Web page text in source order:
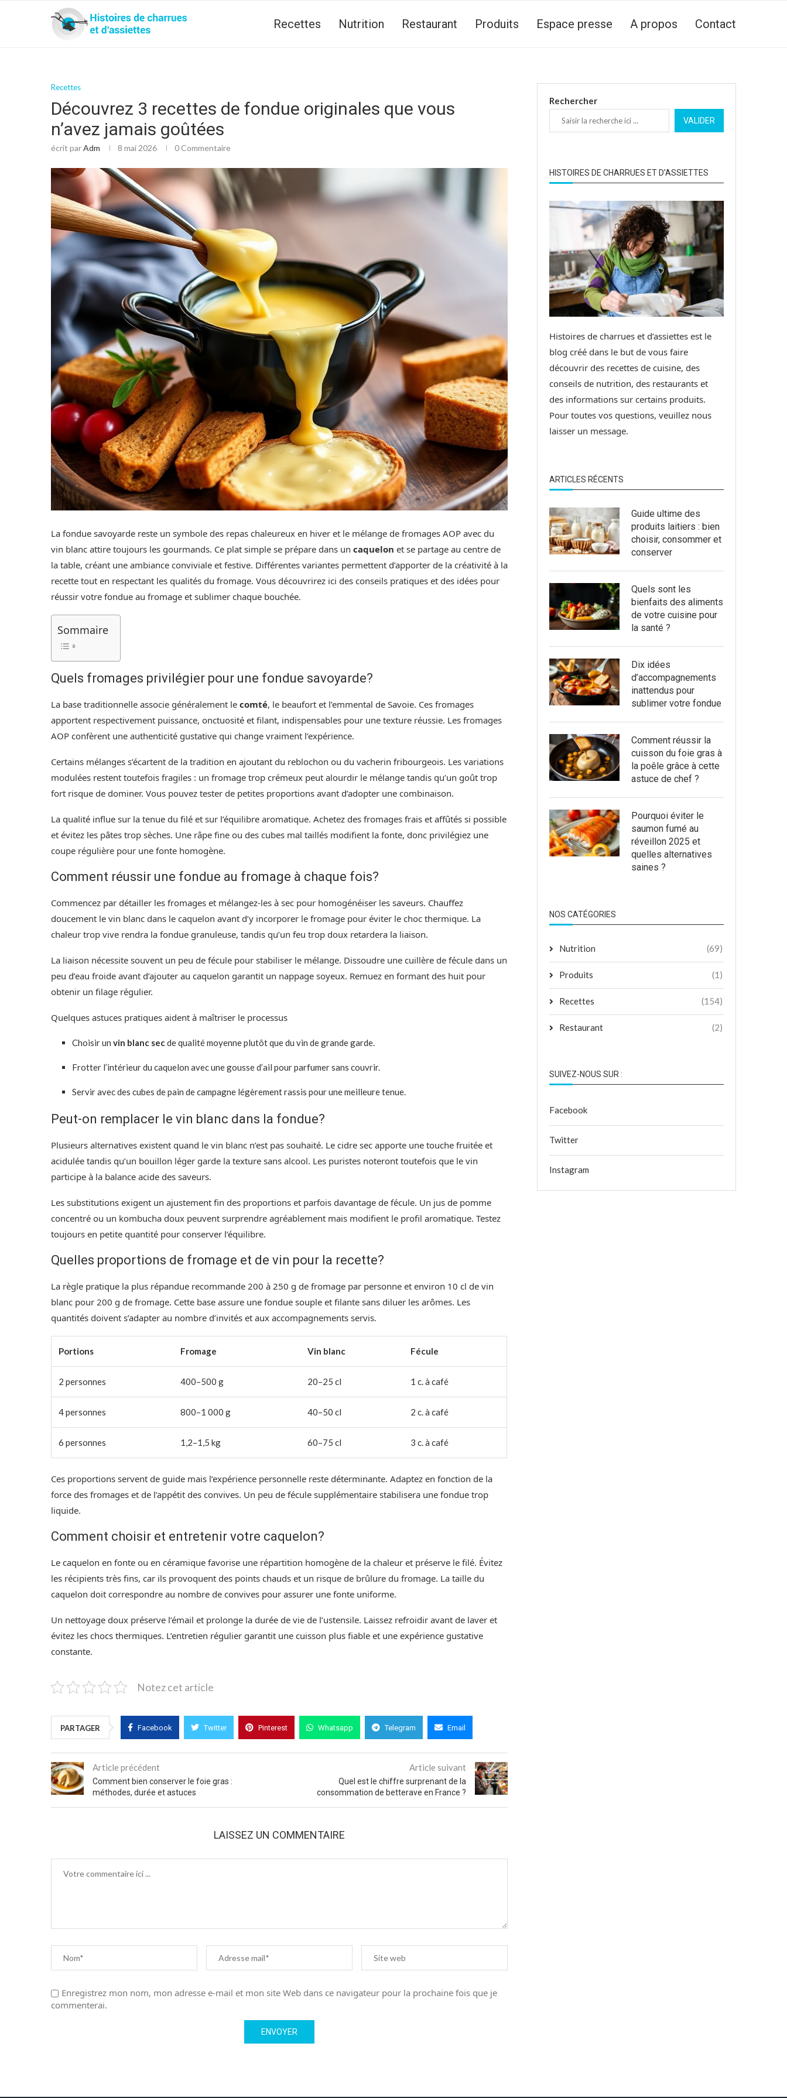
Recettes Nutrition Restaurant Produits Espace presse A propos Contact
Recettes
Découvrez 3 recettes de fondue originales que vous
n’avez jamais goûtées
écrit parAdm 8 mai 2026 0 Commentaire
La fondue savoyarde reste un symbole des repas chaleureux en hiver et le mélange de fromages AOP avec du
vin blanc attire toujours les gourmands. Ce plat simple se prépare dans un caquelon et se partage au centre de
la table, créant une ambiance conviviale et festive. Différentes variantes permettent d’apporter de la créativité à la
recette tout en respectant les qualités du fromage. Vous découvrirez ici des conseils pratiques et des idées pour
réussir votre fondue au fromage et sublimer chaque bouchée.
Sommaire
Quels fromages privilégier pour une fondue savoyarde?
La base traditionnelle associe généralement le comté, le beaufort et l’emmental de Savoie. Ces fromages
apportent respectivement puissance, onctuosité et filant, indispensables pour une texture réussie. Les fromages
AOP confèrent une authenticité gustative qui change vraiment l’expérience.
Certains mélanges s’écartent de la tradition en ajoutant du reblochon ou du vacherin fribourgeois. Les variations
modulées restent toutefois fragiles : un fromage trop crémeux peut alourdir le mélange tandis qu’un goût trop
fort risque de dominer. Vous pouvez tester de petites proportions avant d’adopter une combinaison.
La qualité influe sur la tenue du filé et sur l’équilibre aromatique. Achetez des fromages frais et affûtés si possible
et évitez les pâtes trop sèches. Une râpe fine ou des cubes mal taillés modifient la fonte, donc privilégiez une
coupe régulière pour une fonte homogène.
Comment réussir une fondue au fromage à chaque fois?
Commencez par détailler les fromages et mélangez-les à sec pour homogénéiser les saveurs. Chauffez
doucement le vin blanc dans le caquelon avant d’y incorporer le fromage pour éviter le choc thermique. La
chaleur trop vive rendra la fondue granuleuse, tandis qu’un feu trop doux retardera la liaison.
La liaison nécessite souvent un peu de fécule pour stabiliser le mélange. Dissoudre une cuillère de fécule dans un
peu d’eau froide avant d’ajouter au caquelon garantit un nappage soyeux. Remuez en formant des huit pour
obtenir un filage régulier.
Quelques astuces pratiques aident à maîtriser le processus
Choisir un vin blanc secde qualité moyenne plutôt que du vin de grande garde.
Frotter l’intérieur du caquelon avec une gousse d’ail pour parfumer sans couvrir.
Servir avec des cubes de pain de campagne légèrement rassis pour une meilleure tenue.
Peut-on remplacer le vin blanc dans la fondue?
Plusieurs alternatives existent quand le vin blanc n’est pas souhaité. Le cidre sec apporte une touche fruitée et
acidulée tandis qu’un bouillon léger garde la texture sans alcool. Les puristes noteront toutefois que le vin
participe à la balance acide des saveurs.
Les substitutions exigent un ajustement fin des proportions et parfois davantage de fécule. Un jus de pomme
concentré ou un kombucha doux peuvent surprendre agréablement mais modifient le profil aromatique. Testez
toujours en petite quantité pour conserver l’équilibre.
Quelles proportions de fromage et de vin pour la recette?
La règle pratique la plus répandue recommande 200 à 250 g de fromage par personne et environ 10 cl de vin
blanc pour 200 g de fromage. Cette base assure une fondue souple et filante sans diluer les arômes. Les
quantités doivent s’adapter au nombre d’invités et aux accompagnements servis.
Portions Fromage Vin blanc Fécule
2 personnes 400–500 g 20–25 cl 1 c. à café
4 personnes 800–1 000 g 40–50 cl 2 c. à café
6 personnes 1,2–1,5 kg 60–75 cl 3 c. à café
Ces proportions servent de guide mais l’expérience personnelle reste déterminante. Adaptez en fonction de la
force des fromages et de l’appétit des convives. Un peu de fécule supplémentaire stabilisera une fondue trop
liquide.
Comment choisir et entretenir votre caquelon?
Le caquelon en fonte ou en céramique favorise une répartition homogène de la chaleur et préserve le filé. Évitez
les récipients très fins, car ils provoquent des points chauds et un risque de brûlure du fromage. La taille du
caquelon doit correspondre au nombre de convives pour assurer une fonte uniforme.
Un nettoyage doux préserve l’émail et prolonge la durée de vie de l’ustensile. Laissez refroidir avant de laver et
évitez les chocs thermiques. L’entretien régulier garantit une cuisson plus fiable et une expérience gustative
constante.
Notez cet article
PARTAGER Facebook Twitter Pinterest Whatsapp Telegram Email
Article précédent
Comment bien conserver le foie gras :
méthodes, durée et astuces
Article suivant
Quel est le chiffre surprenant de la
consommation de betterave en France ?
LAISSEZ UN COMMENTAIRE
Enregistrez mon nom, mon adresse e-mail et mon site Web dans ce navigateur pour la prochaine fois que je
commenterai.
Rechercher
VALIDER
HISTOIRES DE CHARRUES ET D’ASSIETTES
Histoires de charrues et d’assiettes est le
blog créé dans le but de vous faire
découvrir des recettes de cuisine, des
conseils de nutrition, des restaurants et
des informations sur certains produits.
Pour toutes vos questions, veuillez nous
laisser un message.
ARTICLES RÉCENTS
Guide ultime des
produits laitiers : bien
choisir, consommer et
conserver
Quels sont les
bienfaits des aliments
de votre cuisine pour
la santé ?
Dix idées
d’accompagnements
inattendus pour
sublimer votre fondue
Comment réussir la
cuisson du foie gras à
la poêle grâce à cette
astuce de chef ?
Pourquoi éviter le
saumon fumé au
réveillon 2025 et
quelles alternatives
saines ?
NOS CATÉGORIES
Nutrition (69)
Produits (1)
Recettes (154)
Restaurant (2)
SUIVEZ-NOUS SUR :
Facebook
Twitter
Instagram